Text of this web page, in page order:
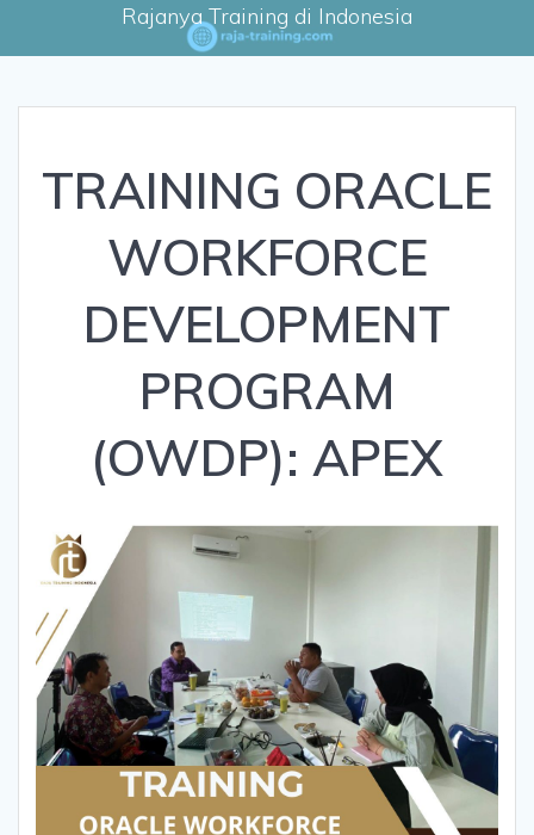
Rajanya Training di Indonesia
TRAINING ORACLE
WORKFORCE
DEVELOPMENT
PROGRAM
(OWDP): APEX